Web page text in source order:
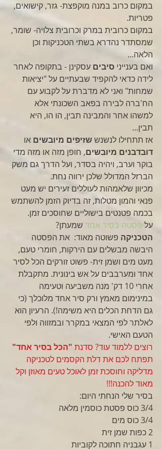
במקום כרוב במנה מוקפצת- גזר, קישואים,
פטריות.
במקום כרובית במרק וכרובית צלויה- שומר,
שמסתדר נהדרא בשתי הטכניקות וכן
הלאה...
ואם בענייני סיבים עסקינן - בתקופה לאחר
לידה כדאי להקפיד שבעתיים על "יציאות
שמחות" ואני לא מדברת על לקבוע עם
הח'ברה לבירה בפאב השכונתי אלא
למשהו אחר והמבינה תבין, הו הו, היא
תבין...
אז תתחילו לנשנש שזיפים מיובשים או
דובדבנים מיובשים, חופן מזה או מזה מדי
בוקר וערב, ויהיה בסדר, ועל הדרך גם משק
הברזל המדולל שלכן ירווה נחת.
מכיוון שלאמהות לעוללים זעירים יש מעט
פנאי והמון מטלות, זה בדיוק הזמן להשתמש
בכמה פטנטים בישוליים שחוסכים זמן.
על פסטה בסיר אחד שמעתן?
הטכניקה פשוטה מאוד:  את הפסטה
היבשה מבשלים עם הירקות, חומרי טעם,
מעט מים ושמן זית- פשוט זורקים הכל לסיר
אחד ומערבבים על אש בינונית. מתקבלת
אחרי 10 דק' מנה משביעה וטעימה
במינימום מאמץ ורק סיר אחד מלוכלך (כי
גם הדחת הכלים היא משימה!). הרעיון הוא
לאלתר לפי המצאי במקרר ובמזווה ולפי
הטעם האישי.
רוצים ללמוד עוד? סדנת "הכל בסיר אחד"
תפתח לכם את דלת הקסמים לטכניקה
מדליקה וחוסכת זמן לאוכל טעים מאוזן וקל
מאוד להכנה!!!
בסיר שלי הנחתי היום:
3/4 כוס פסטת כוסמין מלאה
3/4 כוס מים
2 כפות שמן זית
1 עגבניה חתוכה לקוביות